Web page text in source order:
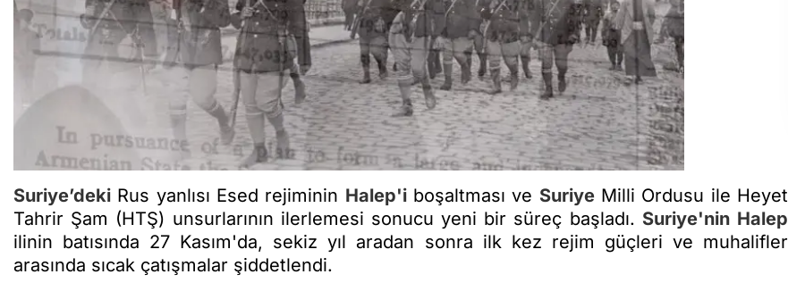
Suriye’deki Rus yanlısı Esed rejiminin Halep'iboşaltması ve SuriyeMilli Ordusu ile Heyet
Tahrir Şam (HTŞ) unsurlarının ilerlemesi sonucu yeni bir süreç başladı. Suriye'nin Halep
ilinin batısında 27 Kasım'da, sekiz yıl aradan sonra ilk kez rejim güçleri ve muhalifler
arasında sıcak çatışmalar şiddetlendi.